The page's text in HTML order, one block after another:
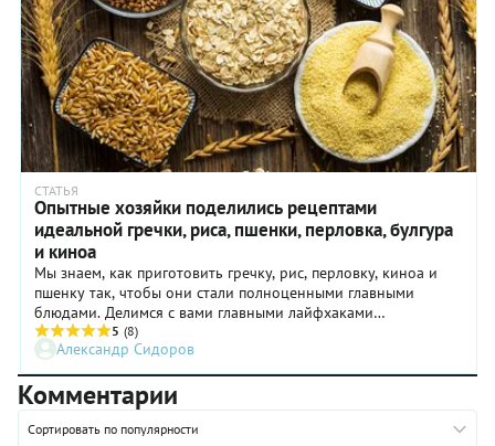
СТАТЬЯ
Опытные хозяйки поделились рецептами
идеальной гречки, риса, пшенки, перловка, булгура
и киноа
Мы знаем, как приготовить гречку, рис, перловку, киноа и
пшенку так, чтобы они стали полноценными главными
блюдами. Делимся с вами главными лайфхаками
приготовления рассыпчатых круп и вязких каш. А также
отвечаем на вопрос: мыть или не мыть рис.
5 (8)
Александр Сидоров
Комментарии
Сортировать по популярности